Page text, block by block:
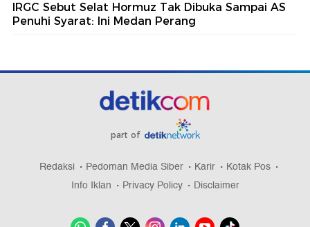
IRGC Sebut Selat Hormuz Tak Dibuka Sampai AS
Penuhi Syarat: Ini Medan Perang
part of
Redaksi Pedoman Media Siber Karir
Kotak Pos
Info Iklan
Privacy Policy Disclaimer